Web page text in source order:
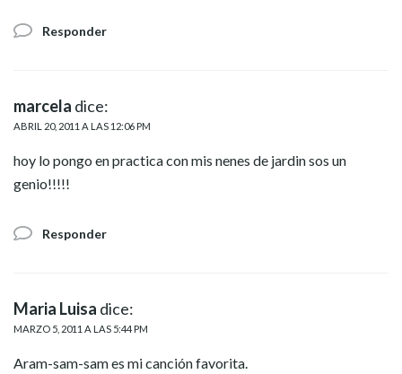
Responder
marcela dice:
ABRIL 20, 2011 A LAS 12:06 PM
hoy lo pongo en practica con mis nenes de jardin sos un
genio!!!!!
Responder
Maria Luisa dice:
MARZO 5, 2011 A LAS 5:44 PM
Aram-sam-sam es mi canción favorita.